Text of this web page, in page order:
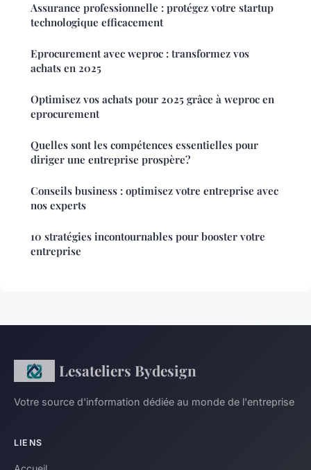
Assurance professionnelle : protégez votre startup
technologique efficacement
Eprocurement avec weproc : transformez vos
achats en 2025
Optimisez vos achats pour 2025 grâce à weproc en
eprocurement
Quelles sont les compétences essentielles pour
diriger une entreprise prospère?
Conseils business : optimisez votre entreprise avec
nos experts
10 stratégies incontournables pour booster votre
entreprise
Lesateliers Bydesign
Votre source d'information dédiée au monde de l'entreprise
LIENS